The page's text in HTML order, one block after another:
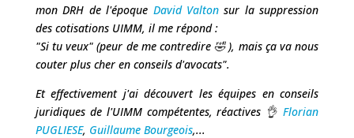
mon DRH de l'époque David Valtonsur la suppression
des cotisations UIMM, il me répond :
"Si tu veux" (peur de me contredire 🤣 ), mais ça va nous
couter plus cher en conseils d'avocats".
Et effectivement j'ai découvert les équipes en conseils
juridiques de l'UIMM compétentes, réactives 👌Florian
PUGLIESE, Guillaume Bourgeois,...